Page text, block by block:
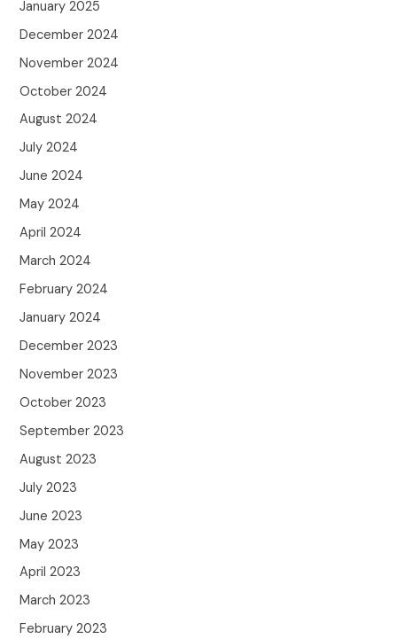
January 2025
December 2024
November 2024
October 2024
August 2024
July 2024
June 2024
May 2024
April 2024
March 2024
February 2024
January 2024
December 2023
November 2023
October 2023
September 2023
August 2023
July 2023
June 2023
May 2023
April 2023
March 2023
February 2023